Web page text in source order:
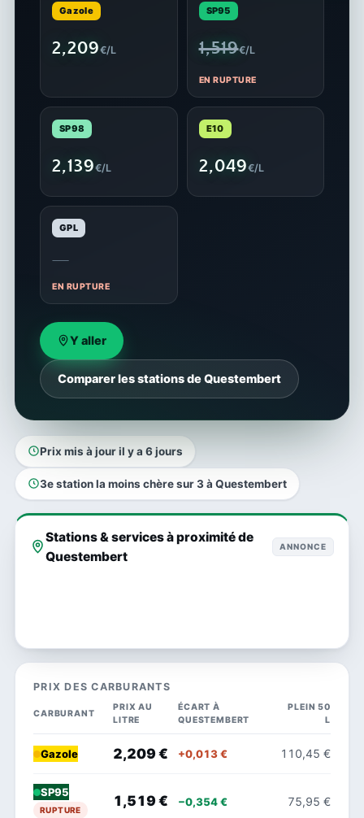
Gazole
2,209€/L
SP95
1,519€/L
EN RUPTURE
SP98
2,139€/L
E10
2,049€/L
GPL
—
EN RUPTURE
Y aller
Comparer les stations de Questembert
Prix mis à jour il y a 6 jours
3e station la moins chère sur 3 à Questembert
Stations & services à proximité de
Questembert
ANNONCE
PRIX DES CARBURANTS
CARBURANT
PRIX AU
LITRE
ÉCART À
QUESTEMBERT
PLEIN 50
L
Gazole 2,209 € +0,013 € 110,45 €
SP95
RUPTURE
1,519 € −0,354 € 75,95 €